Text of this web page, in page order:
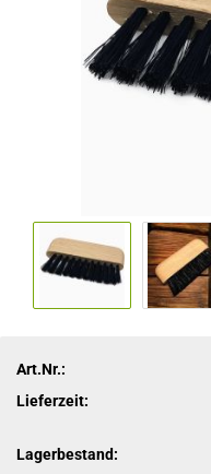
Art.Nr.:
Lieferzeit:
Lagerbestand: